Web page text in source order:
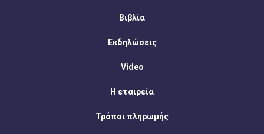
Βιβλία
Εκδηλώσεις
Video
Η εταιρεία
Τρόποι πληρωμής